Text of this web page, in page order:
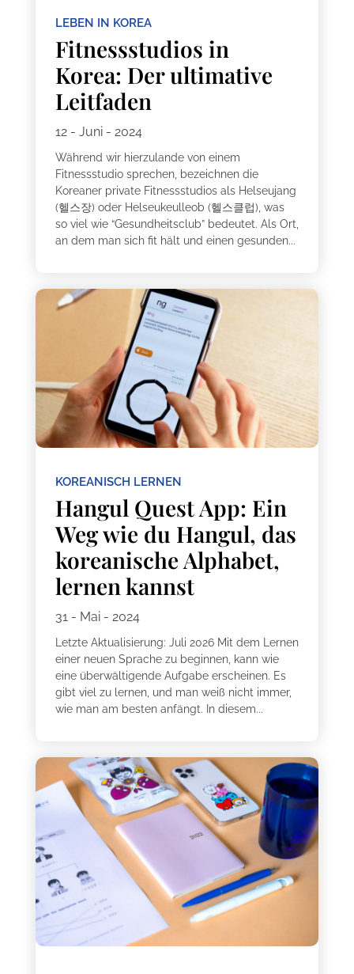
LEBEN IN KOREA
Fitnessstudios in
Korea: Der ultimative
Leitfaden
12 - Juni - 2024
Während wir hierzulande von einem
Fitnessstudio sprechen, bezeichnen die
Koreaner private Fitnessstudios als Helseujang
(헬스장) oder Helseukeulleob (헬스클럽), was
so viel wie “Gesundheitsclub” bedeutet. Als Ort,
an dem man sich fit hält und einen gesunden...
KOREANISCH LERNEN
Hangul Quest App: Ein
Weg wie du Hangul, das
koreanische Alphabet,
lernen kannst
31 - Mai - 2024
Letzte Aktualisierung: Juli 2026 Mit dem Lernen
einer neuen Sprache zu beginnen, kann wie
eine überwältigende Aufgabe erscheinen. Es
gibt viel zu lernen, und man weiß nicht immer,
wie man am besten anfängt. In diesem...